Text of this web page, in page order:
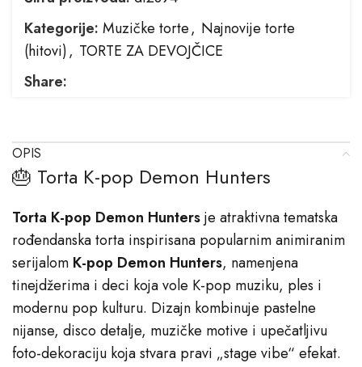
Kategorije: Muzičke torte, Najnovije torte
(hitovi), TORTE ZA DEVOJČICE
Share:
OPIS
🎂 Torta K-pop Demon Hunters
Torta K-pop Demon Huntersje atraktivna tematska
rođendanska torta inspirisana popularnim animiranim
serijalom K-pop Demon Hunters, namenjena
tinejdžerima i deci koja vole K-pop muziku, ples i
modernu pop kulturu. Dizajn kombinuje pastelne
nijanse, disco detalje, muzičke motive i upečatljivu
foto-dekoraciju koja stvara pravi „stage vibe“ efekat.